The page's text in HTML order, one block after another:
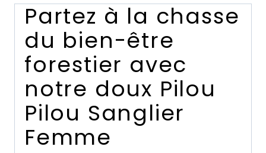
Partez à la chasse
du bien-être
forestier avec
notre doux Pilou
Pilou Sanglier
Femme